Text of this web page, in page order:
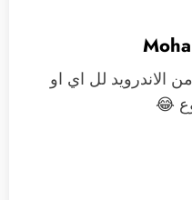
الاندرويد لل اي او
😂